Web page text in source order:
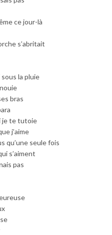
ce jour-là
s’abritait
la pluie
bras
je te tutoie
j’aime
qu’une seule fois
s’aiment
pas